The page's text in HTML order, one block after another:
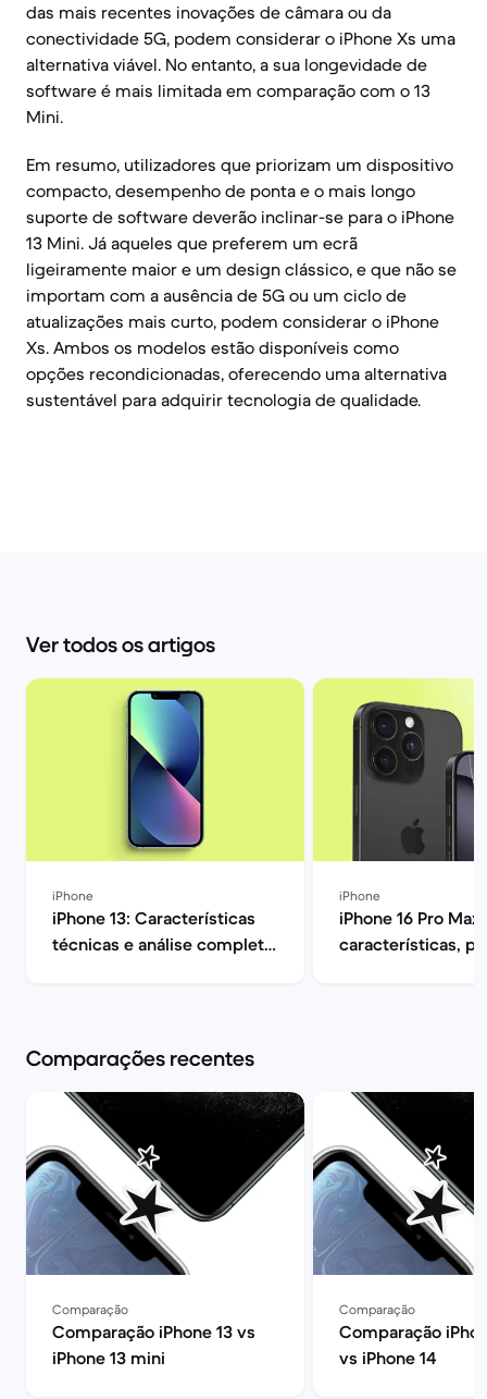
das mais recentes inovações de câmara ou da
conectividade 5G, podem considerar o iPhone Xs uma
alternativa viável. No entanto, a sua longevidade de
software é mais limitada em comparação com o 13
Mini.
Em resumo, utilizadores que priorizam um dispositivo
compacto, desempenho de ponta e o mais longo
suporte de software deverão inclinar-se para o iPhone
13 Mini. Já aqueles que preferem um ecrã
ligeiramente maior e um design clássico, e que não se
importam com a ausência de 5G ou um ciclo de
atualizações mais curto, podem considerar o iPhone
Xs. Ambos os modelos estão disponíveis como
opções recondicionadas, oferecendo uma alternativa
sustentável para adquirir tecnologia de qualidade.
Ver todos os artigos
iPhone
iPhone 13: Características
técnicas e análise completa
iPhone
iPhone 16 Pro Max:
características,
Comparações recentes
Comparação
Comparação iPhone 13 vs
iPhone 13 mini
Comparação
Comparação
vs iPhone 14